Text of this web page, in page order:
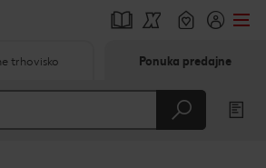
trhovisko Ponuka predajne